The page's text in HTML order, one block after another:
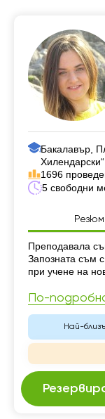
Бакалавър,
Хилендарски“
1696
5 свободни
Резюме
Преподавала
Запозната съм
при учене на
По-
Най-